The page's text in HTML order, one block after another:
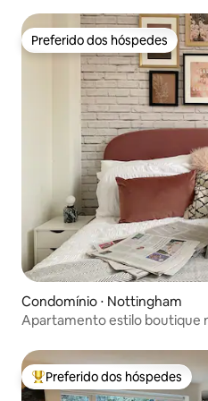
Preferido dos hóspedes
Preferido dos hóspedes
Condomínio ⋅ Nottingham
Apartamento estilo boutique
Entre os melhores preferidos
Preferido dos hóspedes